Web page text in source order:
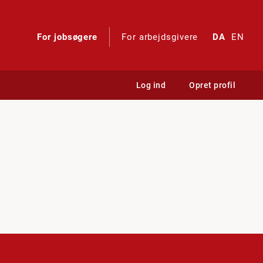
For jobsøgere For arbejdsgivere DA EN
Log ind Opret profil